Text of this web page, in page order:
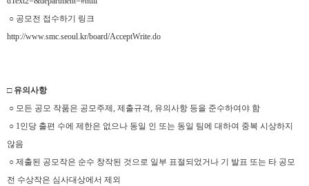
○ 공모전 접수하기 링크
http://www.smc.seoul.kr/board/AcceptWrite.do
□ 유의사항
○ 모든 공모 작품은 공모주제, 제출규격, 유의사항 등을 준수하여야 함
○ 1인당 출편 수에 제한은 없으나 동일 인 또는 동일 팀에 대하여 중복 시상하지
않음
○ 제출된 공모작은 순수 창작된 것으로 일부 표절되었거나 기 발표 또는 타 공모
전 수상작은 심사대상에서 제외